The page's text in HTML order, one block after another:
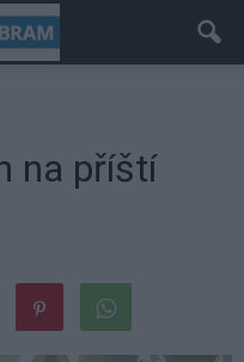
na příští